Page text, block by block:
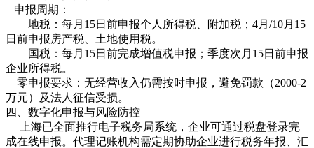
申报周期：
地税：每月15日前申报个人所得税、附加税；4月/10月15
日前申报房产税、土地使用税。
国税：每月15日前完成增值税申报；季度次月15日前申报
企业所得税。
零申报要求：无经营收入仍需按时申报，避免罚款（2000-2
万元）及法人征信受损。
四、数字化申报与风险防控
上海已全面推行电子税务局系统，企业可通过税盘登录完
成在线申报。代理记账机构需定期协助企业进行税务年报、汇